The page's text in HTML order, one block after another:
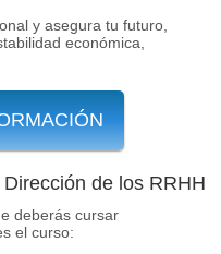
y asegura tu futuro,
económica,
de los RRHH
deberás cursar
el curso: